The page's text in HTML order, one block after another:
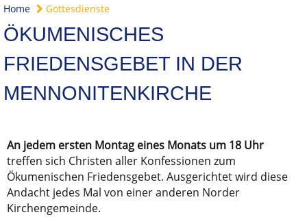
Home Gottesdienste
ÖKUMENISCHES
FRIEDENSGEBET IN DER
MENNONITENKIRCHE
An jedem ersten Montag eines Monats um 18 Uhr
treffen sich Christen aller Konfessionen zum
Ökumenischen Friedensgebet. Ausgerichtet wird diese
Andacht jedes Mal von einer anderen Norder
Kirchengemeinde.